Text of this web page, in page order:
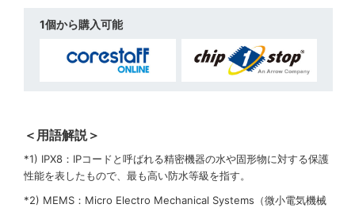
1個から購入可能
＜用語解説＞
*1) IPX8：IPコードと呼ばれる精密機器の水や固形物に対する保護
性能を表したもので、最も高い防水等級を指す。
*2) MEMS：Micro Electro Mechanical Systems（微小電気機械